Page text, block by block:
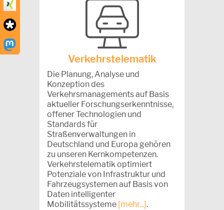
Verkehrstelematik
Die Planung, Analyse und
Konzeption des
Verkehrsmanagements auf Basis
aktueller Forschungserkenntnisse,
offener Technologien und
Standards für
Straßenverwaltungen in
Deutschland und Europa gehören
zu unseren Kernkompetenzen.
Verkehrstelematik optimiert
Potenziale von Infrastruktur und
Fahrzeugsystemen auf Basis von
Daten intelligenter
Mobilitätssysteme [mehr...].